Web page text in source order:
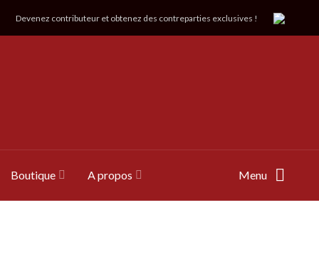
Devenez contributeur et obtenez des contreparties exclusives !
Boutique A propos Menu